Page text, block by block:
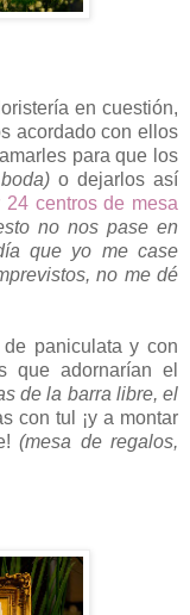
en cuestión,
acordado con ellos
para que los
o dejarlos así
24 centros de mesa
no nos pase en
que yo me case
no me dé
paniculata y con
que adornarían el
de la barra libre, el
con tul ¡y a montar
(mesa de regalos,